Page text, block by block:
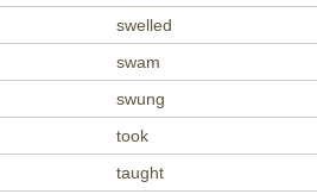
swelled
swam
swung
took
taught